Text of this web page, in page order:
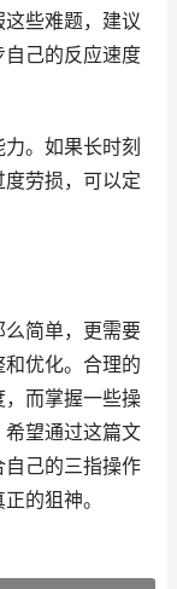
些难题，建议
己的反应速度
。如果长时刻
劳损，可以定
简单，更需要
优化。合理的
而掌握一些操
望通过这篇文
己的三指操作
的狙神。